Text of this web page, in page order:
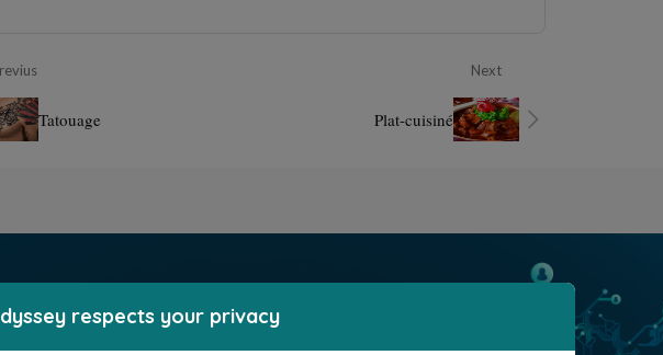
Tatouage
Next
Plat-cuisiné
respects your privacy